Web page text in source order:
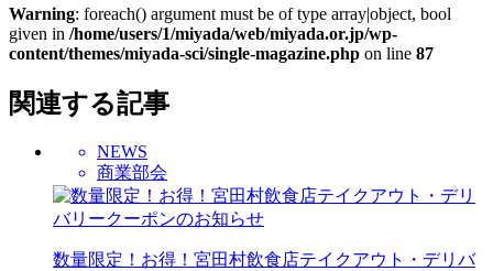
Warning: foreach() argument must be of type array|object, bool
given in /home/users/1/miyada/web/miyada.or.jp/wp-
content/themes/miyada-sci/single-magazine.php on line 87
関連する記事
NEWS
商業部会
数量限定！お得！宮田村飲食店テイクアウト・デリバ